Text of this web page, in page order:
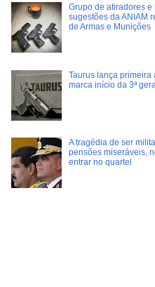
Grupo de atiradores
sugestões da ANIAM
de Armas e Munições
Taurus lança primeira
marca início da 3ª
A tragédia de ser
pensões miseráveis,
entrar no quartel